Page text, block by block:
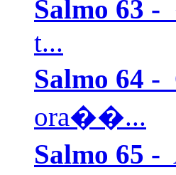
Salmo 63 -
t...
Salmo 64 -
ora��...
Salmo 65 -